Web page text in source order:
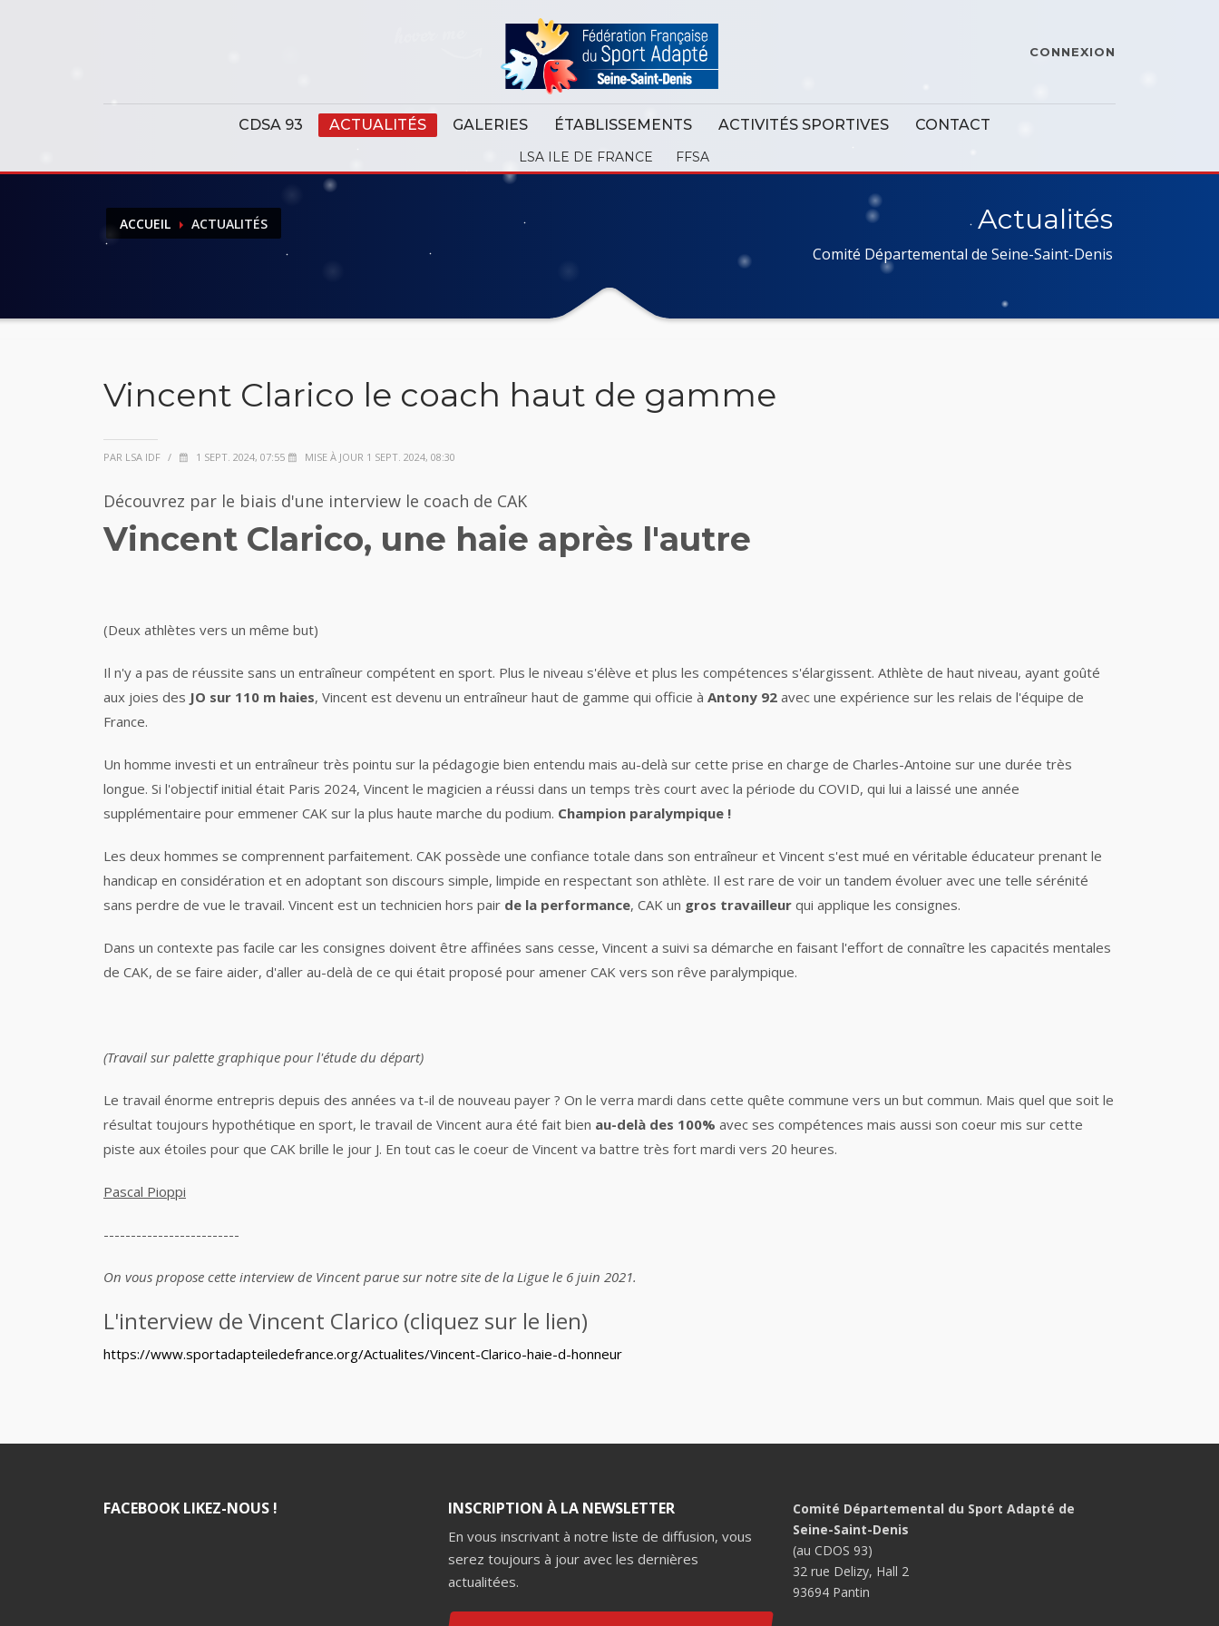
CONNEXION
CDSA 93 ACTUALITÉS GALERIES ÉTABLISSEMENTS ACTIVITÉS SPORTIVES CONTACT
LSA ILE DE FRANCE FFSA
ACCUEIL ACTUALITÉS Actualités
Comité Départemental de Seine-Saint-Denis
Vincent Clarico le coach haut de gamme
PAR LSA IDF / 1 SEPT. 2024, 07:55 MISE À JOUR 1 SEPT. 2024, 08:30
Découvrez par le biais d'une interview le coach de CAK
Vincent Clarico, une haie après l'autre
(Deux athlètes vers un même but)
Il n'y a pas de réussite sans un entraîneur compétent en sport. Plus le niveau s'élève et plus les compétences s'élargissent. Athlète de haut niveau, ayant goûté
aux joies des JO sur 110 m haies, Vincent est devenu un entraîneur haut de gamme qui officie à Antony 92 avec une expérience sur les relais de l'équipe de
France.
Un homme investi et un entraîneur très pointu sur la pédagogie bien entendu mais au-delà sur cette prise en charge de Charles-Antoine sur une durée très
longue. Si l'objectif initial était Paris 2024, Vincent le magicien a réussi dans un temps très court avec la période du COVID, qui lui a laissé une année
supplémentaire pour emmener CAK sur la plus haute marche du podium. Champion paralympique !
Les deux hommes se comprennent parfaitement. CAK possède une confiance totale dans son entraîneur et Vincent s'est mué en véritable éducateur prenant le
handicap en considération et en adoptant son discours simple, limpide en respectant son athlète. Il est rare de voir un tandem évoluer avec une telle sérénité
sans perdre de vue le travail. Vincent est un technicien hors pair de la performance, CAK un gros travailleur qui applique les consignes.
Dans un contexte pas facile car les consignes doivent être affinées sans cesse, Vincent a suivi sa démarche en faisant l'effort de connaître les capacités mentales
de CAK, de se faire aider, d'aller au-delà de ce qui était proposé pour amener CAK vers son rêve paralympique.
(Travail sur palette graphique pour l'étude du départ)
Le travail énorme entrepris depuis des années va t-il de nouveau payer ? On le verra mardi dans cette quête commune vers un but commun. Mais quel que soit le
résultat toujours hypothétique en sport, le travail de Vincent aura été fait bien au-delà des 100% avec ses compétences mais aussi son coeur mis sur cette
piste aux étoiles pour que CAK brille le jour J. En tout cas le coeur de Vincent va battre très fort mardi vers 20 heures.
Pascal Pioppi
-------------------------
On vous propose cette interview de Vincent parue sur notre site de la Ligue le 6 juin 2021.
L'interview de Vincent Clarico (cliquez sur le lien)
https://www.sportadapteiledefrance.org/Actualites/Vincent-Clarico-haie-d-honneur
FACEBOOK LIKEZ-NOUS ! INSCRIPTION À LA NEWSLETTER
En vous inscrivant à notre liste de diffusion, vous
serez toujours à jour avec les dernières
actualitées.
Comité Départemental du Sport Adapté de
Seine-Saint-Denis
(au CDOS 93)
32 rue Delizy, Hall 2
93694 Pantin